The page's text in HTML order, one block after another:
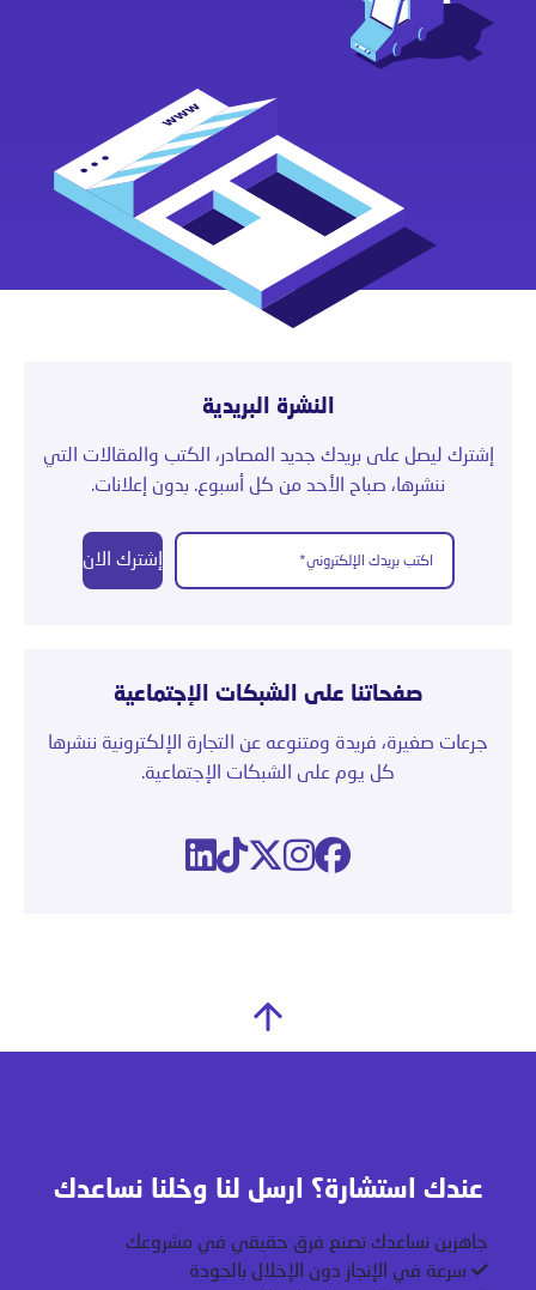
النشرة البريدية
إشترك ليصل على بريدك جديد المصادر، الكتب والمقالات التي
ننشرها، صباح الأحد من كل أسبوع. بدون إعلانات.
إشترك الان
صفحاتنا على الشبكات الإجتماعية
جرعات صغيرة، فريدة ومتنوعه عن التجارة الإلكترونية ننشرها
كل يوم على الشبكات الإجتماعية.
عندك استشارة؟ ارسل لنا وخلنا نساعدك
جاهزين نساعدك تصنع فرق حقيقي في مشروعك
سرعة في الإنجاز دون الإخلال بالجودة